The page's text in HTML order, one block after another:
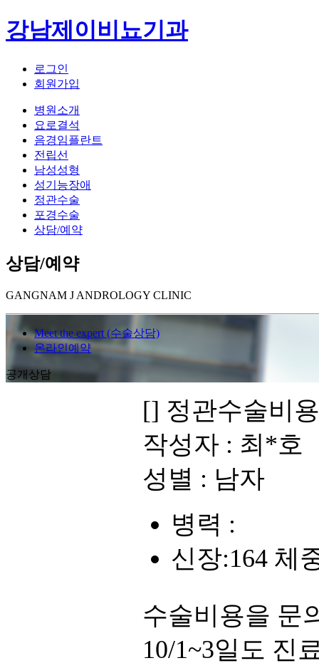
강남제이비뇨기과
로그인
회원가입
병원소개
요로결석
음경임플란트
전립선
남성성형
성기능장애
정관수술
포경수술
상담/예약
상담/예약
GANGNAM J ANDROLOGY CLINIC
Meet the expert (수술상담)
온라인예약
공개상담
[] 정관수술비
작성자 : 최*호
성별 : 남자
병력 :
신장:164 체
수술비용을 문
10/1~3일도 진